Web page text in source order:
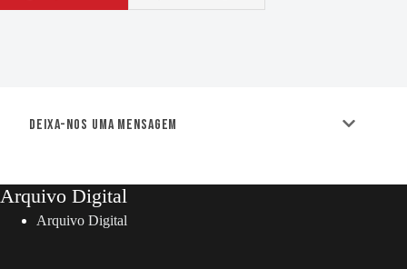
Deixa-nos uma mensagem
Arquivo Digital
Arquivo Digital